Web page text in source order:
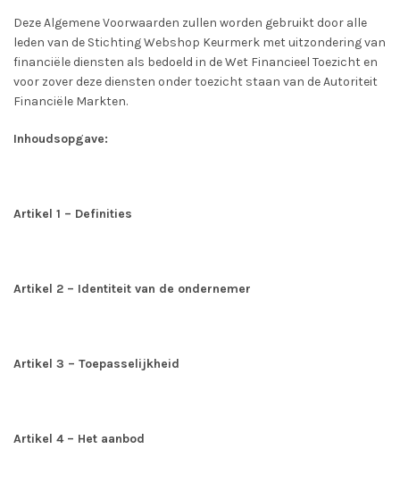
Deze Algemene Voorwaarden zullen worden gebruikt door alle
leden van de Stichting Webshop Keurmerk met uitzondering van
financiële diensten als bedoeld in de Wet Financieel Toezicht en
voor zover deze diensten onder toezicht staan van de Autoriteit
Financiële Markten.
Inhoudsopgave:
Artikel 1 – Definities
Artikel 2 – Identiteit van de ondernemer
Artikel 3 – Toepasselijkheid
Artikel 4 – Het aanbod